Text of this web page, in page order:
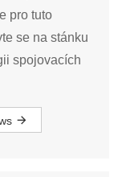
pro tuto
se na stánku
spojovacích